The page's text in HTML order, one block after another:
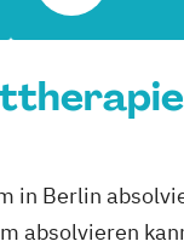
in Berlin
absolvieren